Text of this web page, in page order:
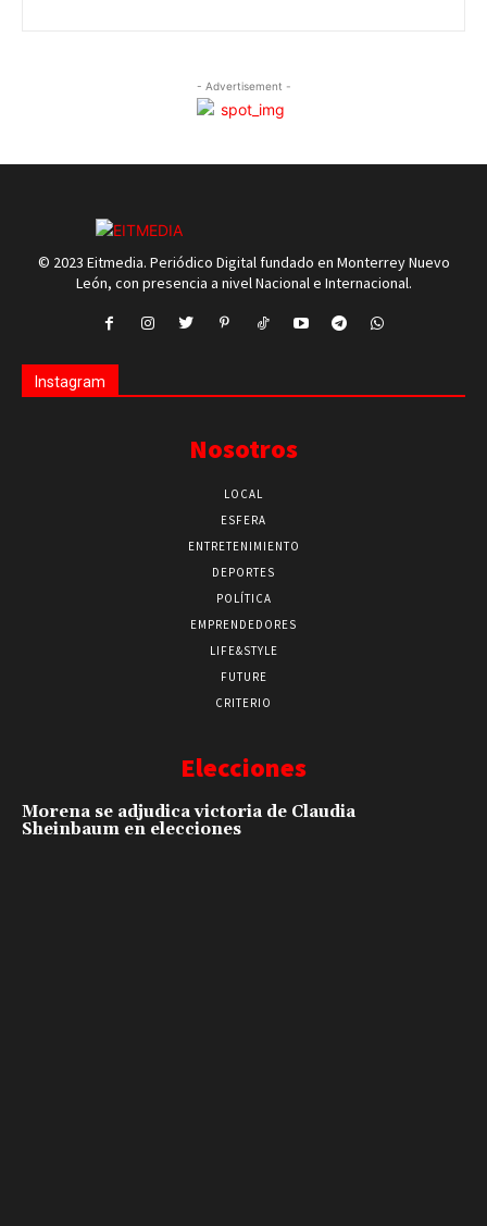
- Advertisement -
© 2023 Eitmedia. Periódico Digital fundado en Monterrey Nuevo
León, con presencia a nivel Nacional e Internacional.
Instagram
Nosotros
LOCAL
ESFERA
ENTRETENIMIENTO
DEPORTES
POLÍTICA
EMPRENDEDORES
LIFE&STYLE
FUTURE
CRITERIO
Elecciones
Morena se adjudica victoria de Claudia
Sheinbaum en elecciones